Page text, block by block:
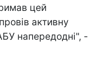
цей
активну
напередодні", -